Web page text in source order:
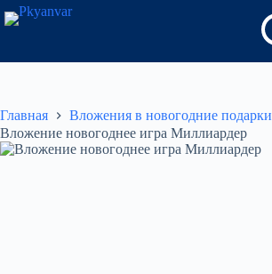
Перейти
к
Главная
Вложения в новогодние подарки
Вложение новогоднее игра Миллиардер